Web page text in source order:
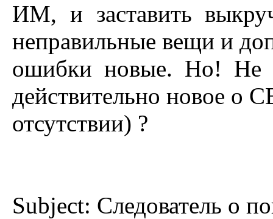
ИМ, и заставить
неправильные вещи и
ошибки новые. Hо! Hе
действительно новое о
отсутствии) ?
Subject: Следователь о